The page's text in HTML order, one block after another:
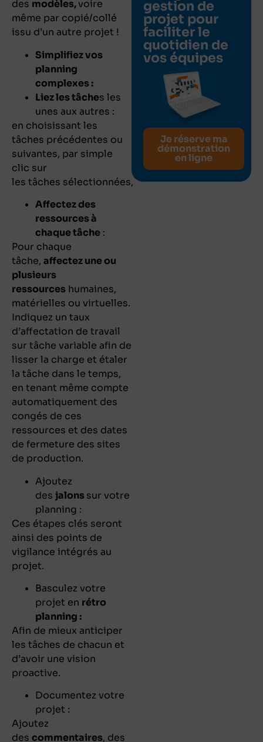
des modèles,voire
même par copié/collé
issu d’un autre projet !
Simplifiez vos
planning
complexes :
Liez les tâches les
unes aux autres :
en choisissant les
tâches précédentes ou
suivantes, par simple
clic sur
les tâches sélectionnées,
Affectez des
ressources à
chaque tâche :
Pour chaque
tâche, affectez une ou
plusieurs
ressources humaines,
matérielles ou virtuelles.
Indiquez un taux
d’affectation de travail
sur tâche variable afin de
lisser la charge et étaler
la tâche dans le temps,
en tenant même compte
automatiquement des
congés de ces
ressources et des dates
de fermeture des sites
de production.
Ajoutez
des jalonssur votre
planning :
Ces étapes clés seront
ainsi des points de
vigilance intégrés au
projet.
Basculez votre
projet en rétro
planning :
Afin de mieux anticiper
les tâches de chacun et
d’avoir une vision
proactive.
Documentez votre
projet :
Ajoutez
des commentaires, des
gestion de
projet pour
faciliter le
quotidien de
vos équipes
Je réserve ma
démonstration
en ligne